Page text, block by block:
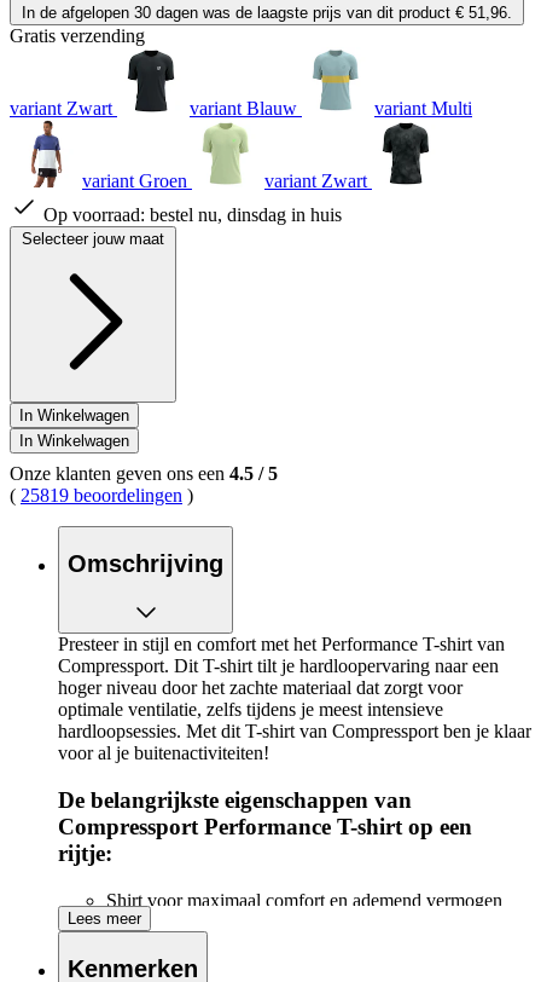
In de afgelopen 30 dagen was de laagste prijs van dit product € 51,96.
Gratis verzending
variant Zwart variant Blauw variant Multi
variant Groen
variant Zwart
Op voorraad: bestel nu, dinsdag in huis
Selecteer jouw maat
In Winkelwagen
In Winkelwagen
Onze klanten geven ons een 4.5 /5
( 25819 beoordelingen )
Omschrijving
Presteer in stijl en comfort met het Performance T-shirt van
Compressport. Dit T-shirt tilt je hardloopervaring naar een
hoger niveau door het zachte materiaal dat zorgt voor
optimale ventilatie, zelfs tijdens je meest intensieve
hardloopsessies. Met dit T-shirt van Compressport ben je klaar
voor al je buitenactiviteiten!
De belangrijkste eigenschappen van
Compressport Performance T-shirt op een
rijtje:
Shirt voor maximaal comfort en ademend vermogen
Naadloos ontwerp voor extra comfort en vermindert de
Het microvezel materiaal is zacht, ergonomisch en zeer
Lees meer
Kenmerken